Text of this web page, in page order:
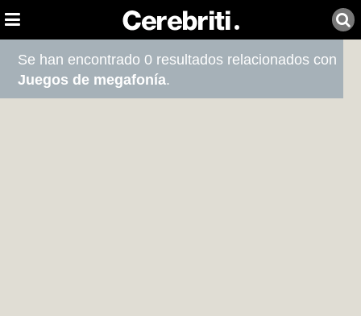
Se han encontrado 0 resultados relacionados con
Juegos de megafonía.